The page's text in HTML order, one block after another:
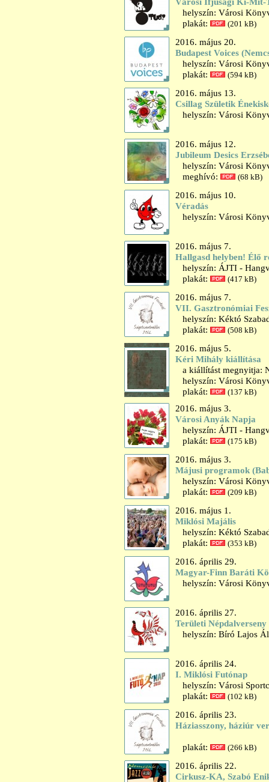
helyszín: Városi
plakát:
(201 kB)
2016. május 20.
Budapest Voices
helyszín: Városi
plakát:
(594 kB)
2016. május 13.
Csillag Születik
helyszín: Városi
2016. május 12.
Jubileum Desics
helyszín: Városi
meghívó:
(68 kB)
2016. május 10.
Véradás
helyszín: Városi
2016. május 7.
Hallgasd helyben! Élő
helyszín: ÁJTI -
plakát:
(417 kB)
2016. május 7.
VII. Gasztronómiai
helyszín: Kéktó
plakát:
(508 kB)
2016. május 5.
Kéri Mihály kiállítása
a kiállítást megnyitja:
helyszín: Városi
plakát:
(137 kB)
2016. május 3.
Városi Anyák Napja
helyszín: ÁJTI -
plakát:
(175 kB)
2016. május 3.
Májusi programok
helyszín: Városi
plakát:
(209 kB)
2016. május 1.
Miklósi Majális
helyszín: Kéktó
plakát:
(353 kB)
2016. április 29.
Magyar-Finn Baráti
helyszín: Városi
2016. április 27.
Területi Népdalverseny
helyszín: Bíró Lajos
2016. április 24.
I. Miklósi Futónap
helyszín: Városi
plakát:
(102 kB)
2016. április 23.
Háziasszony, háziúr
plakát: (266 kB)
2016. április 22.
Cirkusz-KA, Szabó